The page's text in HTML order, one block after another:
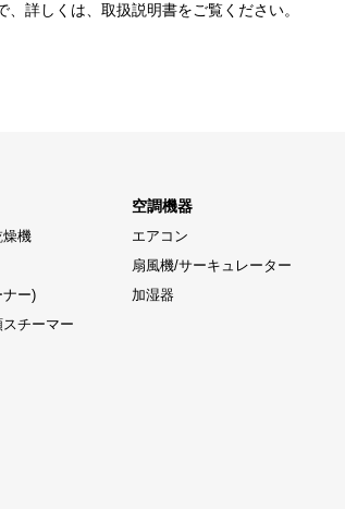
詳しくは、取扱説明書をご覧ください。
燥機
ナー)
チーマー
空調機器
エアコン
扇風機/サーキュレーター
加湿器